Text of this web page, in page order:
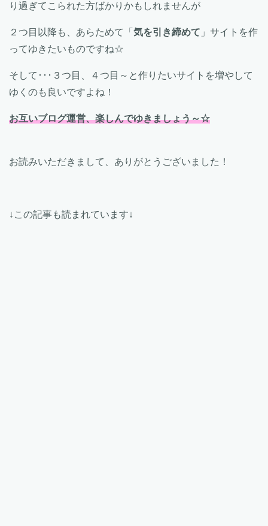
り過ぎてこられた方ばかりかもしれませんが
２つ目以降も、あらためて「 気を引き締めて 」サイトを作
ってゆきたいものですね☆
そして･･･３つ目、４つ目～と作りたいサイトを増やして
ゆくのも良いですよね！
お互いブログ運営、楽しんでゆきましょう～☆
お読みいただきまして、ありがとうございました！
↓この記事も読まれています↓